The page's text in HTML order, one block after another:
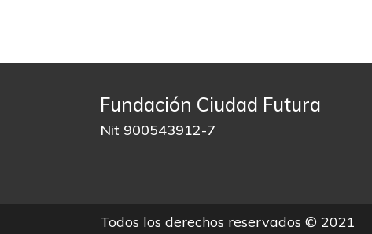
Fundación Ciudad Futura
Nit 900543912-7
Todos los derechos reservados © 2021